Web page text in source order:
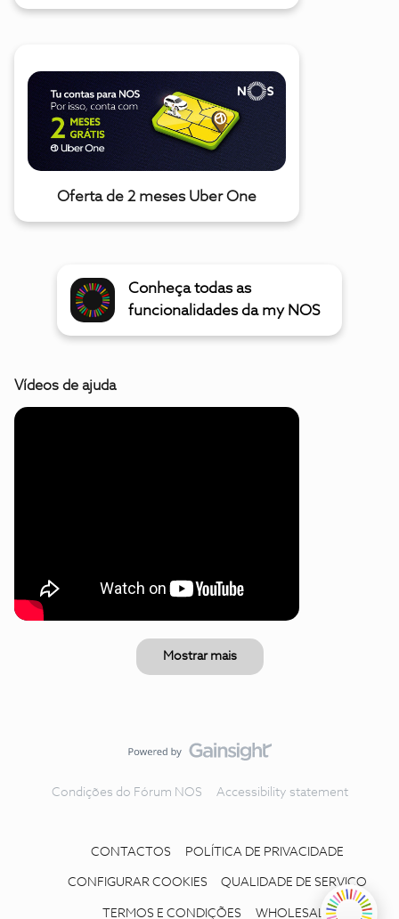
Oferta de 2 meses Uber One
Conheça todas as
funcionalidades da my NOS
Vídeos de ajuda
Mostrar mais
Condições do Fórum NOS Accessibility statement
CONTACTOS POLÍTICA DE PRIVACIDADE
CONFIGURAR COOKIES QUALIDADE DE SERVIÇO
TERMOS E CONDIÇÕES WHOLESALE